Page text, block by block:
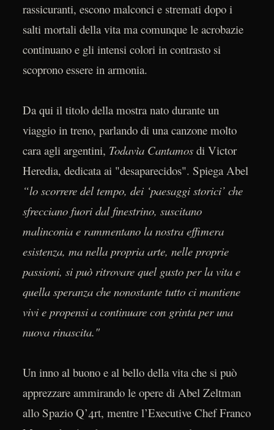
rassicuranti, escono malconci e stremati dopo i
salti mortali della vita ma comunque le acrobazie
continuano e gli intensi colori in contrasto si
scoprono essere in armonia.
Da qui il titolo della mostra nato durante un
viaggio in treno, parlando di una canzone molto
cara agli argentini, Todavìa Cantamosdi Victor
Heredia, dedicata ai "desaparecidos". Spiega Abel
“lo scorrere del tempo, dei ‘paesaggi storici’ che
sfrecciano fuori dal finestrino, suscitano
malinconia e rammentano la nostra effimera
esistenza, ma nella propria arte, nelle proprie
passioni, si può ritrovare quel gusto per la vita e
quella speranza che nonostante tutto ci mantiene
vivi e propensi a continuare con grinta per una
nuova rinascita."
Un inno al buono e al bello della vita che si può
apprezzare ammirando le opere di Abel Zeltman
allo Spazio Q’4rt, mentre l’Executive Chef Franco